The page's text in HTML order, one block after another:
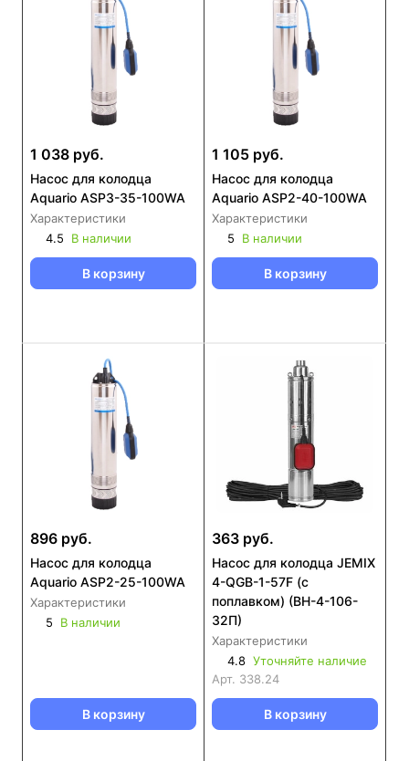
1 038 руб.
Насос для колодца
Aquario ASP3-35-100WA
Характеристики
4.5
В наличии
В корзину
1 105 руб.
Насос для колодца
Aquario ASP2-40-100WA
Характеристики
5
В наличии
В корзину
896 руб.
Насос для колодца
Aquario ASP2-25-100WA
Характеристики
5
В наличии
В корзину
363 руб.
Насос для колодца JEMIX
4-QGB-1-57F (с
поплавком) (ВН-4-106-
32П)
Характеристики
4.8 Уточняйте наличие
Арт. 338.24
В корзину